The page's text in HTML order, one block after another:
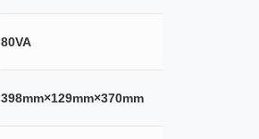
80VA
398mm×129mm×370mm